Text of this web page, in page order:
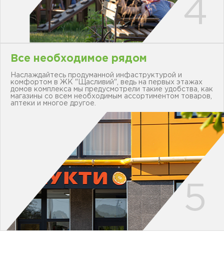
Все необходимое рядом
Наслаждайтесь продуманной инфаструктурой и
комфортом в ЖК "Щасливий", ведь на первых этажах
домов комплекса мы предусмотрели такие удобства, как
магазины со всем необходимым ассортиментом товаров,
аптеки и многое другое.